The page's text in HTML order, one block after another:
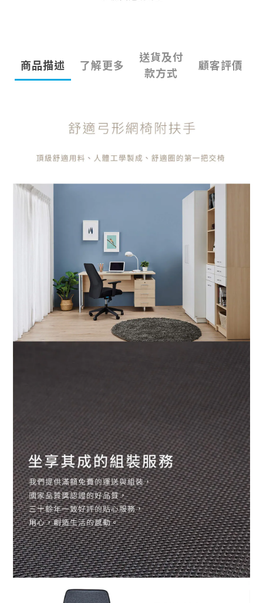
商品描述 了解更多
送貨及付
款方式
顧客評價